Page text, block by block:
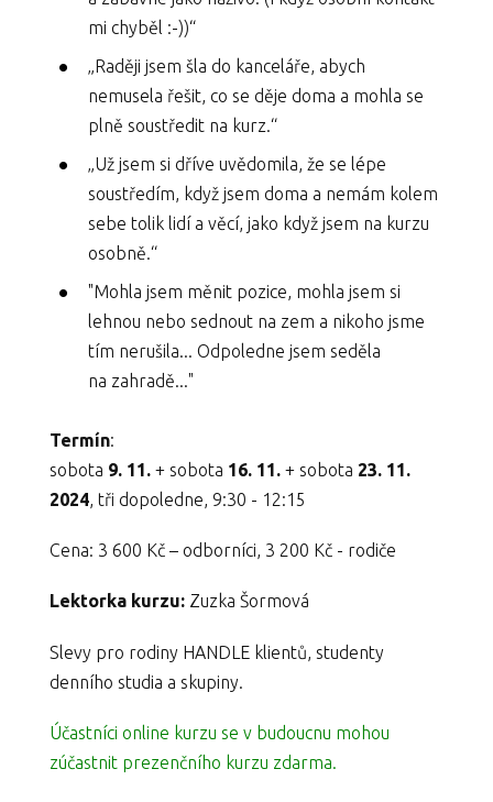
mi chyběl :-))“
„Raději jsem šla do kanceláře, abych
nemusela řešit, co se děje doma a mohla se
plně soustředit na kurz.“
„Už jsem si dříve uvědomila, že se lépe
soustředím, když jsem doma a nemám kolem
sebe tolik lidí a věcí, jako když jsem na kurzu
osobně.“
"Mohla jsem měnit pozice, mohla jsem si
lehnou nebo sednout na zem a nikoho jsme
tím nerušila... Odpoledne jsem seděla
na zahradě..."
Termín:
sobota 9. 11.+ sobota 16. 11.+ sobota 23. 11.
2024, tři dopoledne, 9:30 - 12:15
Cena: 3 600 Kč – odborníci, 3 200 Kč - rodiče
Lektorka kurzu:Zuzka Šormová
Slevy pro rodiny HANDLE klientů, studenty
denního studia a skupiny.
Účastníci online kurzu se v budoucnu mohou
zúčastnit prezenčního kurzu zdarma.